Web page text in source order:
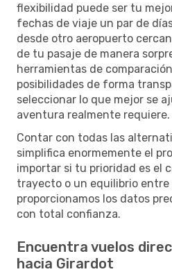
flexibilidad puede ser tu
fechas de viaje un par de
desde otro aeropuerto
de tu pasaje de manera
herramientas de
posibilidades de forma
seleccionar lo que mejor se
aventura realmente requiere.
Contar con todas las
simplifica enormemente el
importar si tu prioridad es el
trayecto o un equilibrio entre
proporcionamos los datos
con total confianza.
Encuentra vuelos
hacia Girardot